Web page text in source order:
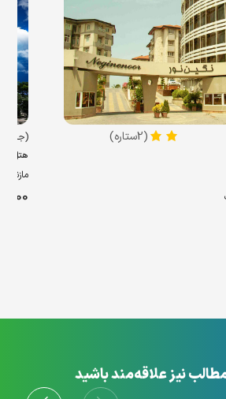
(2ستاره) (جدید)
هتل
نیز علاقه‌مند باشید